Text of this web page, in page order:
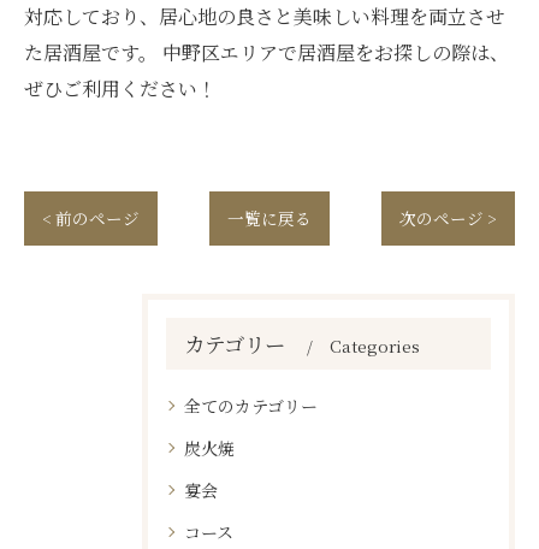
対応しており、居心地の良さと美味しい料理を両立させ
た居酒屋です。 中野区エリアで居酒屋をお探しの際は、
ぜひご利用ください！
< 前のページ 一覧に戻る 次のページ >
カテゴリー Categories
全てのカテゴリー
炭火焼
宴会
コース